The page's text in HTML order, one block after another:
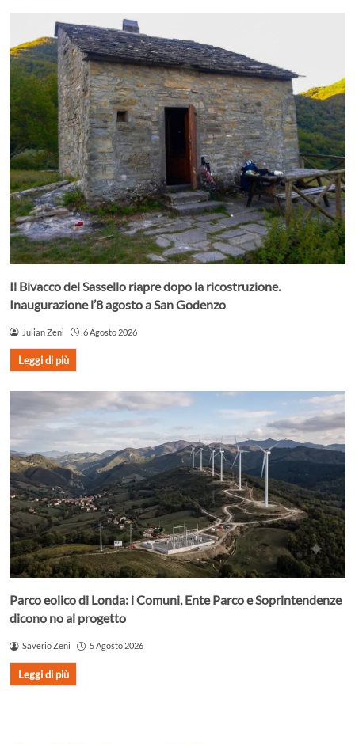
Il Bivacco del Sassello riapre dopo la ricostruzione.
Inaugurazione l’8 agosto a San Godenzo
Julian Zeni 6 Agosto 2026
Leggi di più
Parco eolico di Londa: i Comuni, Ente Parco e Soprintendenze
dicono no al progetto
Saverio Zeni 5 Agosto 2026
Leggi di più